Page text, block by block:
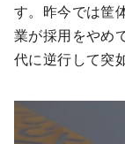
す。昨今では筐
業が採用をやめ
代に逆行して突